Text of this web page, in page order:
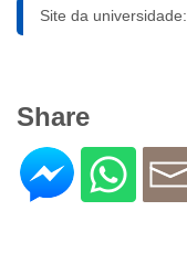
Site da universidade:
Share